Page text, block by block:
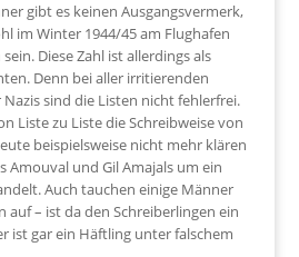
gibt es keinen Ausgangsvermerk,
im Winter 1944/45 am Flughafen
Diese Zahl ist allerdings als
Denn bei aller irritierenden
sind die Listen nicht fehlerfrei.
Liste zu Liste die Schreibweise von
beispielsweise nicht mehr klären
Amouval und Gil Amajals um ein
Auch tauchen einige Männer
auf – ist da den Schreiberlingen ein
ist gar ein Häftling unter falschem